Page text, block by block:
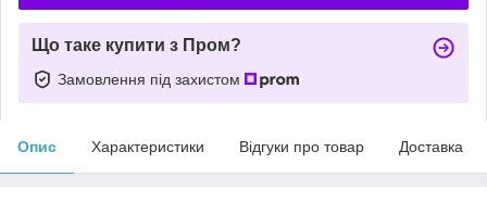
Що таке купити з Пром?
Замовлення під захистом
Опис Характеристики Відгуки про товар Доставка